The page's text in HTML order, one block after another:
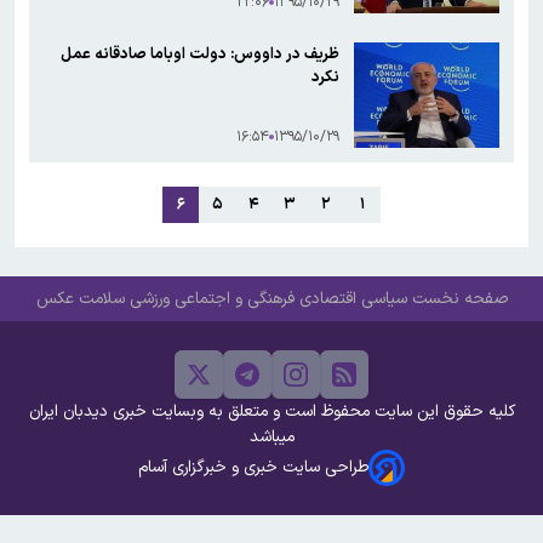
ظریف در داووس: دولت اوباما صادقانه عمل
نکرد
۱۳۹۵/۱۰/۲۹ ۱۶:۵۴
۱ ۲ ۳ ۴ ۵ ۶
صفحه نخست سیاسی اقتصادی فرهنگی و اجتماعی ورزشی سلامت عکس
کلیه حقوق این سایت محفوظ است و متعلق به وبسایت خبری دیدبان ایران
میباشد
طراحی سایت خبری و خبرگزاری آسام